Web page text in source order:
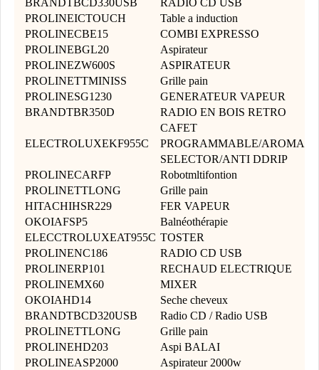
BRANDTBCD330USB
RADIO CD USB
PROLINEICTOUCH
Table a induction
PROLINECBE15
COMBI EXPRESSO
PROLINEBGL20
Aspirateur
PROLINEZW600S
ASPIRATEUR
PROLINETTMINISS
Grille pain
PROLINESG1230
GENERATEUR VAPEUR
BRANDTBR350D
RADIO EN BOIS RETRO
ELECTROLUXEKF955C
CAFET
PROGRAMMABLE/AROMA
SELECTOR/ANTI DDRIP
PROLINECARFP
Robotmltifontion
PROLINETTLONG
Grille pain
HITACHIHSR229
FER VAPEUR
OKOIAFSP5
Balnéothérapie
ELECCTROLUXEAT955C TOSTER
PROLINENC186
RADIO CD USB
PROLINERP101
RECHAUD ELECTRIQUE
PROLINEMX60
MIXER
OKOIAHD14
Seche cheveux
BRANDTBCD320USB
Radio CD / Radio USB
PROLINETTLONG
Grille pain
PROLINEHD203
Aspi BALAI
PROLINEASP2000
Aspirateur 2000w